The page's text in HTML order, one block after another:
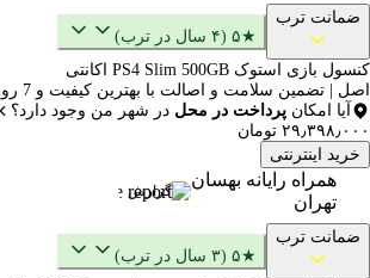
ضمانت ترب
★۵ (۴ سال در ترب)
کنسول بازی استوک PS4 Slim 500GB اکانتی
اصل | تضمین سلامت و اصالت با بهترین کیفیت و 7 روز مهلت تست
آیا امکان پرداخت در محل در شهر من وجود دارد؟
۲۹٫۳۹۸٫۰۰۰ تومان
خرید اینترنتی
همراه رایانه بهسان
تهران
گزارش
ضمانت ترب
★۵ (۳ سال در ترب)